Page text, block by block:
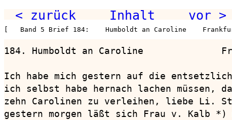
< zurück Inhalt vor >
[   Band 5 Brief 184:    Humboldt an Caroline
184. Humboldt an Caroline
Ich habe mich gestern auf die
ich selbst habe hernach lachen müssen,
zehn Carolinen zu verleihen, liebe Li.
gestern morgen läßt sich Frau v. Kalb *)